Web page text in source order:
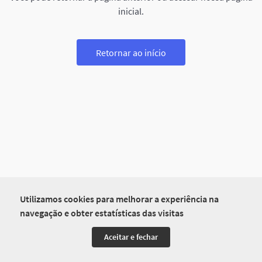
Utilizamos cookies para melhorar a experiência na
navegação e obter estatísticas das visitas
Aceitar e fechar
inicial.
Retornar ao início